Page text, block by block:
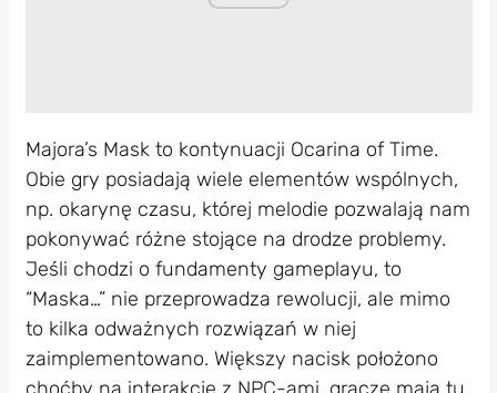
Majora’s Mask to kontynuacji Ocarina of Time.
Obie gry posiadają wiele elementów wspólnych,
np. okarynę czasu, której melodie pozwalają nam
pokonywać różne stojące na drodze problemy.
Jeśli chodzi o fundamenty gameplayu, to
“Maska…” nie przeprowadza rewolucji, ale mimo
to kilka odważnych rozwiązań w niej
zaimplementowano. Większy nacisk położono